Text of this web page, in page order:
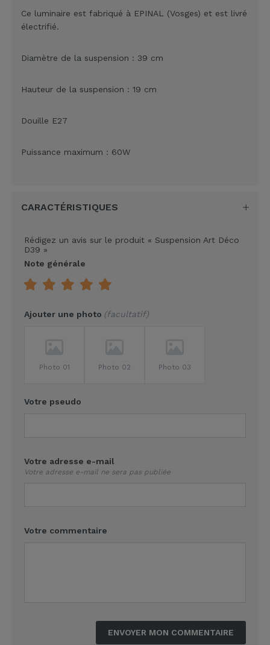
Ce luminaire est fabriqué à EPINAL (Vosges) et est livré
électrifié.
Diamètre de la suspension : 39 cm
Hauteur de la suspension : 19 cm
Douille E27
Puissance maximum : 60W
CARACTÉRISTIQUES
Rédigez un avis sur le produit « Suspension Art Déco
D39 »
Note générale
Ajouter une photo facultatif
Photo 01 Photo 02 Photo 03
Votre pseudo
Votre adresse e-mail
Votre adresse e-mail ne sera pas publiée
Votre commentaire